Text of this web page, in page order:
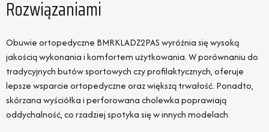
Rozwiązaniami
Obuwie ortopedyczne BMRKLADZ2PAS wyróżnia się wysoką
jakością wykonania i komfortem użytkowania. W porównaniu do
tradycyjnych butów sportowych czy profilaktycznych, oferuje
lepsze wsparcie ortopedyczne oraz większą trwałość. Ponadto,
skórzana wyściółka i perforowana cholewka poprawiają
oddychalność, co rzadziej spotyka się w innych modelach.